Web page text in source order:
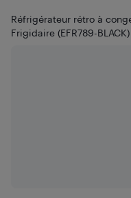
Réfrigérateur rétro à
Frigidaire (EFR789-